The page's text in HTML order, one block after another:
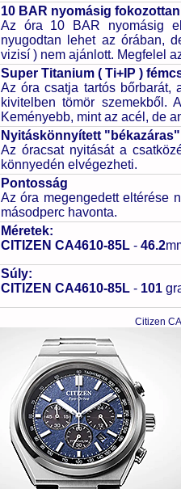
10 BAR nyomásig
Az óra 10 BAR nyomásig
nyugodtan lehet az órában,
vizisí ) nem ajánlott. Megfelel
Super Titanium ( Ti+IP )
Az óra csatja tartós bőrbarát,
kivitelben tömör szemekből.
Keményebb, mint az acél, de
Nyitáskönnyített
Az óracsat nyitását a
könnyedén elvégezheti.
Pontosság
Az óra megengedett eltérése
másodperc havonta.
Méretek:
CITIZEN CA4610-85L - 46.2
Súly:
CITIZEN CA4610-85L - 101
Citizen